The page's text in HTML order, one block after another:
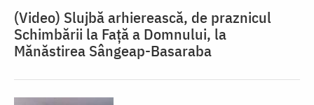
(Video) Slujbă arhierească, de praznicul
Schimbării la Față a Domnului, la
Mănăstirea Sângeap-Basaraba